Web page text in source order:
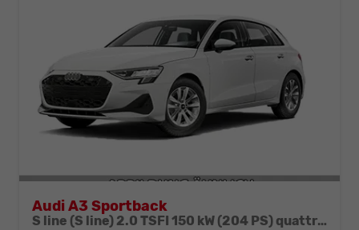
Audi A3 Sportback
S line (S line) 2.0 TSFI 150 kW (204 PS) quattro 7-Gang tronic